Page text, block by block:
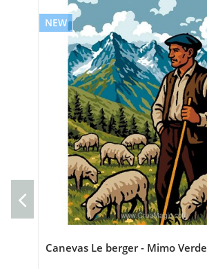
NEW
Canevas Le berger - Mimo Verde